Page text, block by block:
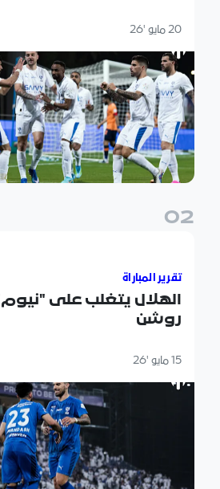
20 مايو '26
02
تقرير المباراة
الهلال يتغلب على
روشن
15 مايو '26